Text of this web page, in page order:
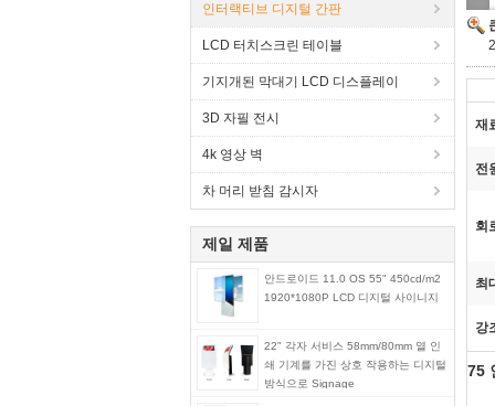
인터랙티브 디지털 간판
LCD 터치스크린 테이블
기지개된 막대기 LCD 디스플레이
3D 자필 전시
4k 영상 벽
차 머리 받침 감시자
제일 제품
안드로이드 11.0 OS 55" 450cd/m2
1920*1080P LCD 디지털 사이니지
22" 각자 서비스 58mm/80mm 열 인
쇄 기계를 가진 상호 작용하는 디지털
방식으로 Signage
재
전
회
최
강
75